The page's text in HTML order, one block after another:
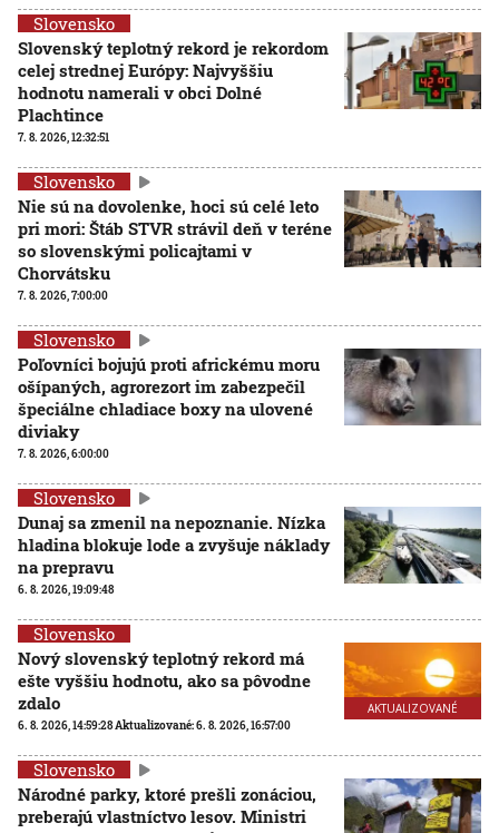
Slovensko
Slovenský teplotný rekord je rekordom
celej strednej Európy: Najvyššiu
hodnotu namerali v obci Dolné
Plachtince
7. 8. 2026, 12:32:51
Slovensko
Nie sú na dovolenke, hoci sú celé leto
pri mori: Štáb STVR strávil deň v teréne
so slovenskými policajtami v
Chorvátsku
7. 8. 2026, 7:00:00
Slovensko
Poľovníci bojujú proti africkému moru
ošípaných, agrorezort im zabezpečil
špeciálne chladiace boxy na ulovené
diviaky
7. 8. 2026, 6:00:00
Slovensko
Dunaj sa zmenil na nepoznanie. Nízka
hladina blokuje lode a zvyšuje náklady
na prepravu
6. 8. 2026, 19:09:48
AKTUALIZOVANÉ
Slovensko
Nový slovenský teplotný rekord má
ešte vyššiu hodnotu, ako sa pôvodne
zdalo
6. 8. 2026, 14:59:28Aktualizované:6. 8. 2026, 16:57:00
Slovensko
Národné parky, ktoré prešli zonáciou,
preberajú vlastníctvo lesov. Ministri